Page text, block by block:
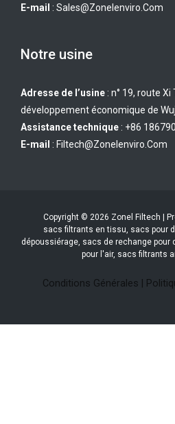
E-mail : Sales@zonelenviro.com
Notre usine
Adresse de l’usine : n° 19, route
développement économique de
Assistance technique : +86
E-mail : Filtech@zonelenviro.com
Copyright © 2026 Zonel Filtech |
sacs filtrants en tissu, sacs pour
dépoussiérage, sacs de rechange
pour l'air, sacs filtrants
Conditions Générales |